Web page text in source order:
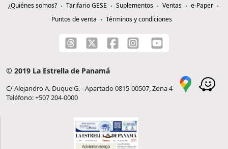
¿Quiénes somos? Tarifario GESE Suplementos Ventas
e-Paper
Puntos de venta
Términos y condiciones
© 2019 La Estrella de Panamá
C/ Alejandro A. Duque G. - Apartado 0815-00507, Zona 4
Teléfono: +507 204-0000